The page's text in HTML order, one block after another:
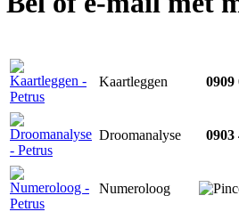
Kaartleggen 0909
Droomanalyse 0903
Numeroloog